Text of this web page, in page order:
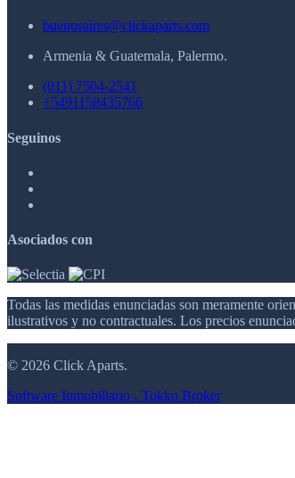
buenosaires@clickaparts.com
Armenia & Guatemala, Palermo.
(011) 7504-2541
+5491158435766
Seguinos
Asociados con
Todas las medidas enunciadas son meramente
ilustrativos y no contractuales. Los precios
© 2026 Click Aparts.
Software Inmobiliario - Tokko Broker